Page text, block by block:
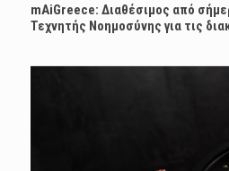
mAiGreece: Διαθέσιμος από
Τεχνητής Νοημοσύνης για τις